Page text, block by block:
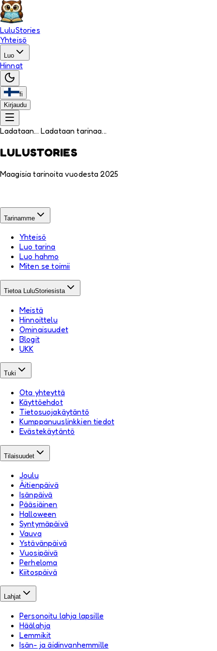
LuluStories
Yhteisö
Luo
Hinnat
fi
Kirjaudu
Ladataan... Ladataan tarinaa...
LULUSTORIES
Maagisia tarinoita vuodesta 2025
Tarinamme
Yhteisö
Luo tarina
Luo hahmo
Miten se toimii
Tietoa LuluStoriesista
Meistä
Hinnoittelu
Ominaisuudet
Blogit
UKK
Tuki
Ota yhteyttä
Käyttöehdot
Tietosuojakäytäntö
Kumppanuuslinkkien tiedot
Evästekäytäntö
Tilaisuudet
Joulu
Äitienpäivä
Isänpäivä
Pääsiäinen
Halloween
Syntymäpäivä
Vauva
Ystävänpäivä
Vuosipäivä
Perheloma
Kiitospäivä
Lahjat
Personoitu lahja lapsille
Häälahja
Lemmikit
Isän- ja äidinvanhemmille